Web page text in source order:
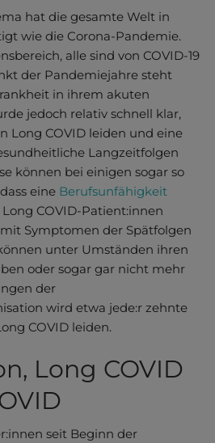
hat die gesamte Welt in
wie die Corona-Pandemie.
alle sind von COVID-19
der Pandemiejahre steht
in ihrem akuten
jedoch relativ schnell klar,
Long COVID leiden und eine
Langzeitfolgen
können bei einigen sogar so
eine Berufsunfähigkeit
COVID-Patient:innen
Symptomen der Spätfolgen
unter Umständen ihren
oder sogar gar nicht mehr
der
wird etwa jede:r zehnte
COVID leiden.
Long COVID
seit Beginn der